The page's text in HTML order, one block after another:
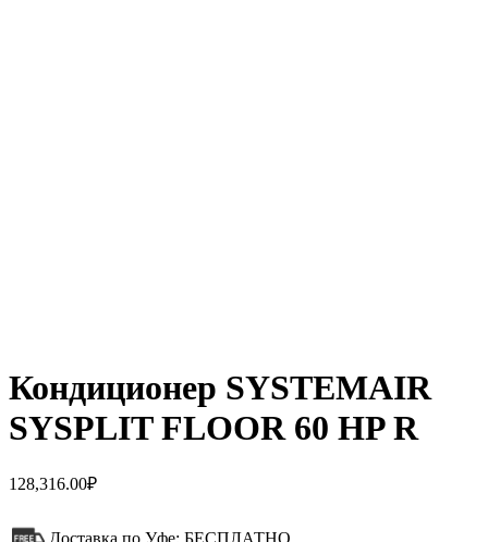
Кондиционер SYSTEMAIR
SYSPLIT FLOOR 60 HP R
128,316.00₽